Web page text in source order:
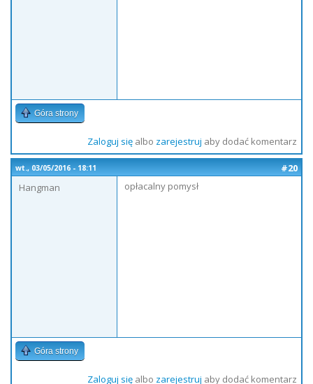
Góra strony
Zaloguj sięalbo zarejestruj aby dodać komentarz
wt., 03/05/2016 - 18:11
#20
Hangman
opłacalny pomysł
Góra strony
Zaloguj sięalbo zarejestruj aby dodać komentarz